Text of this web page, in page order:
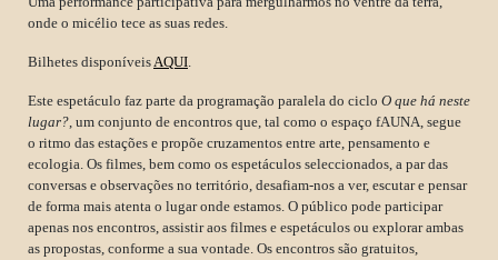
onde o micélio tece as suas redes.
Bilhetes disponíveisAQUI.
Este espetáculo faz parte da programação paralela do ciclo O que há neste
lugar?, um conjunto de encontros que, tal como o espaço fAUNA, segue
o ritmo das estações e propõe cruzamentos entre arte, pensamento e
ecologia. Os filmes, bem como os espetáculos seleccionados, a par das
conversas e observações no território, desafiam-nos a ver, escutar e pensar
de forma mais atenta o lugar onde estamos. O público pode participar
apenas nos encontros, assistir aos filmes e espetáculos ou explorar ambas
as propostas, conforme a sua vontade. Os encontros são gratuitos,